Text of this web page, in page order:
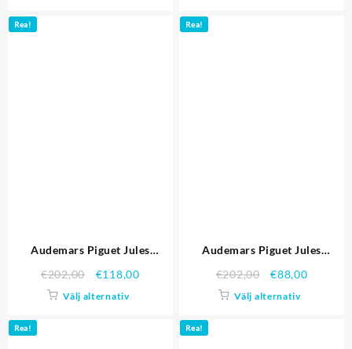
Rea!
Audemars Piguet Jules
3383
€202,00 €118,00
Välj alternativ
Rea!
Audemars Piguet Jules
3389
€202,00 €88,00
Välj alternativ
Rea! Rea!